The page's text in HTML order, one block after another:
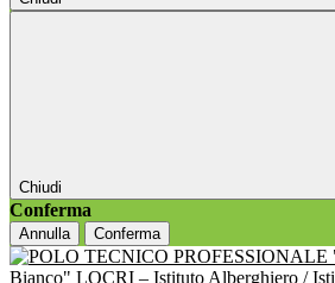
Chiudi
Conferma
Annulla Conferma